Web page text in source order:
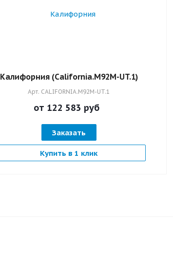
Калифорния (California.M92M-UT.1)
Арт. CALIFORNIA.M92M-UT.1
от 122 583 руб
Заказать
Купить в 1 клик